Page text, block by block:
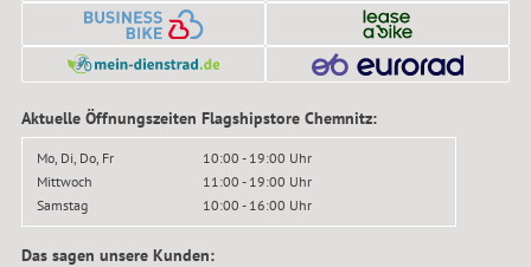
Aktuelle Öffnungszeiten Flagshipstore Chemnitz:
Mo, Di, Do, Fr
10:00 - 19:00 Uhr
Mittwoch
11:00 - 19:00 Uhr
Samstag
10:00 - 16:00 Uhr
Das sagen unsere Kunden: